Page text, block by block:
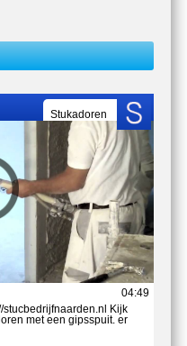
Stukadoren
04:49
stucbedrijfnaarden.nl Kijk
met een gipsspuit. er